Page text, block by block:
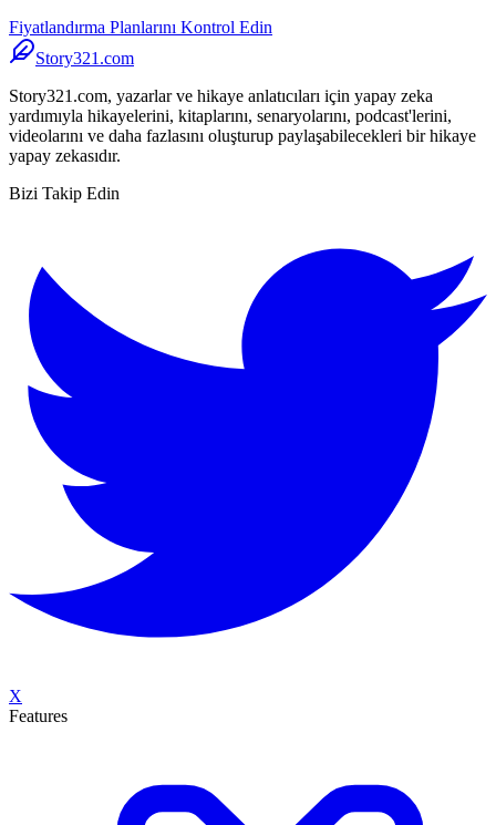
Fiyatlandırma Planlarını Kontrol Edin
Story321.com
Story321.com, yazarlar ve hikaye anlatıcıları için yapay zeka
yardımıyla hikayelerini, kitaplarını, senaryolarını, podcast'lerini,
videolarını ve daha fazlasını oluşturup paylaşabilecekleri bir hikaye
yapay zekasıdır.
Bizi Takip Edin
X
Features